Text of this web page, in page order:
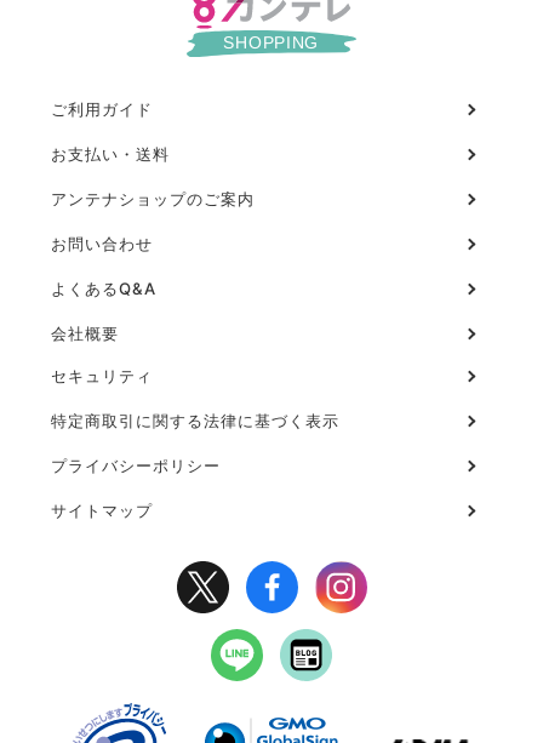
フ
ー
ご利用ガイド
お支払い・送料
アンテナショップのご案内
お問い合わせ
よくあるQ&A
会社概要
フ
ッ
ー
２
セキュリティ
特定商取引に関する法律に基づく表示
プライバシーポリシー
サイトマップ